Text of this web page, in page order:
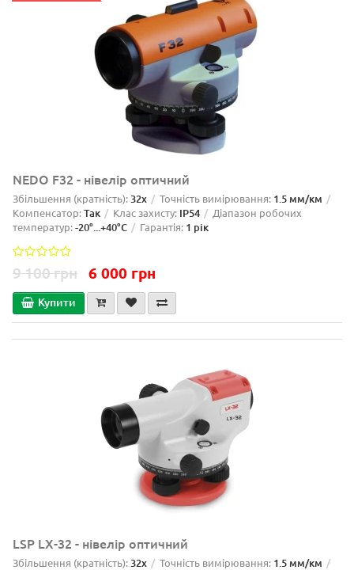
NEDO F32 - нівелір оптичний
Збільшення (кратність):32x Точність вимірювання: 1.5 мм/км
Компенсатор:Так Клас захисту: IP54
Діапазон робочих
температур:-20°...+40°C Гарантія: 1 рік
9 100 грн 6 000 грн
Купити
LSP LX-32 - нівелір оптичний
Збільшення (кратність): 32x Точність вимірювання: 1.5 мм/км